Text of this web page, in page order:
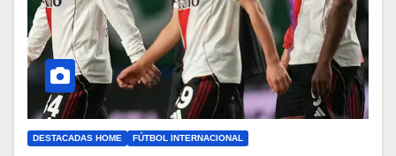
DESTACADAS HOME FÚTBOL INTERNACIONAL